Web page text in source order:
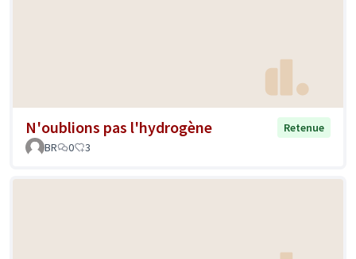
N'oublions pas l'hydrogène
Retenue
BR
0 3